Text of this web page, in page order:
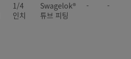
1/4
인치
Swagelok®
튜브 피팅
- -